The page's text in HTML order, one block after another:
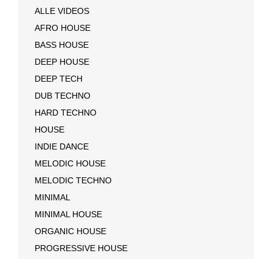
ALLE VIDEOS
AFRO HOUSE
BASS HOUSE
DEEP HOUSE
DEEP TECH
DUB TECHNO
HARD TECHNO
HOUSE
INDIE DANCE
MELODIC HOUSE
MELODIC TECHNO
MINIMAL
MINIMAL HOUSE
ORGANIC HOUSE
PROGRESSIVE HOUSE